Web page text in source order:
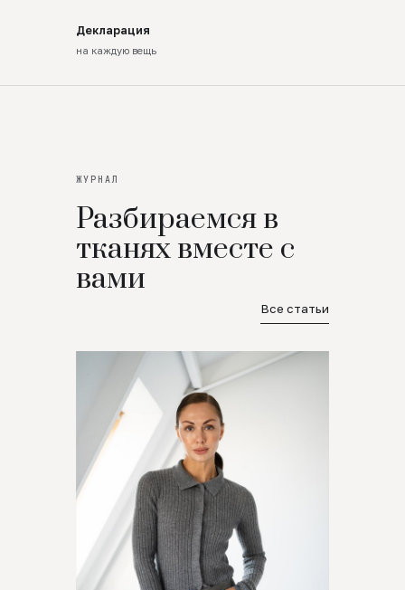
Декларация
на каждую вещь
ЖУРНАЛ
Разбираемся в
тканях вместе с
вами
Все статьи